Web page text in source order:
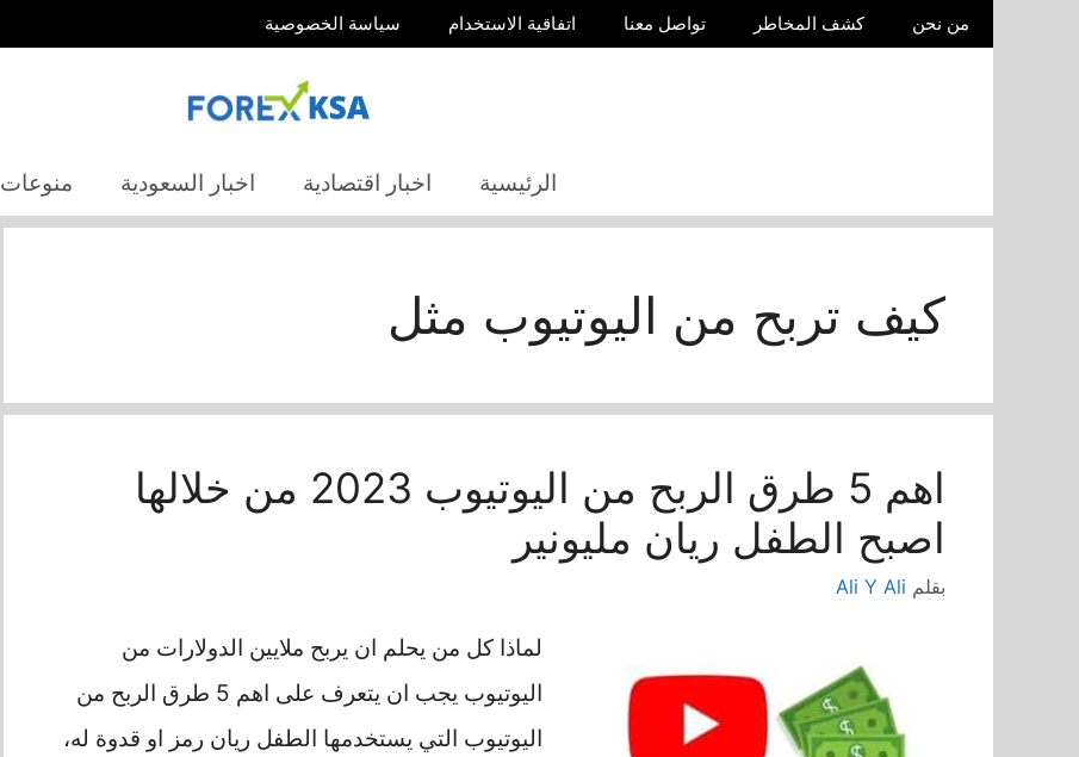
من نحن كشف المخاطر تواصل معنا اتفاقية الاستخدام سياسة الخصوصية
الرئيسية اخبار اقتصادية اخبار السعودية منوعات
كيف تربح من اليوتيوب مثل
اهم 5 طرق الربح من اليوتيوب 2023 من خلالها
اصبح الطفل ريان مليونير
بقلم Ali Y Ali
لماذا كل من يحلم ان يربح ملايين الدولارات من
اليوتيوب يجب ان يتعرف على اهم 5 طرق الربح من
اليوتيوب التي يستخدمها الطفل ريان رمز او قدوة له،